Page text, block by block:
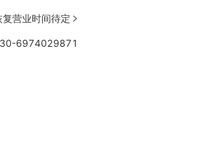
复营业时间待定 
6974029871